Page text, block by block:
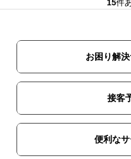
15件
お困り解
接客
便利な